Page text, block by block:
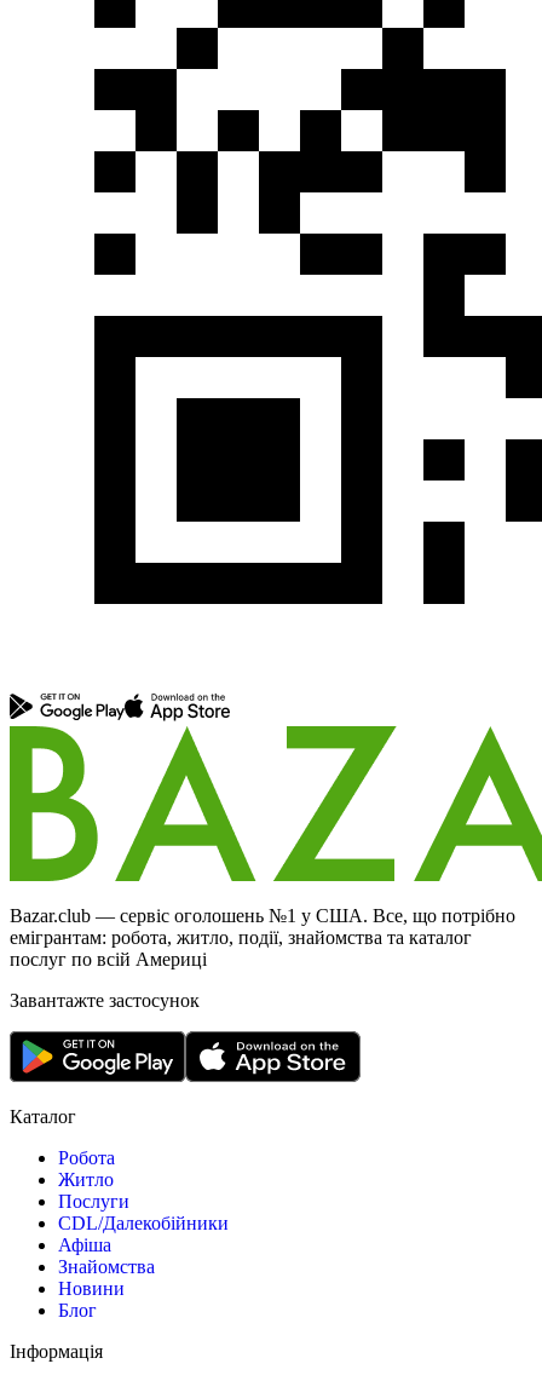
Bazar.club — сервіс оголошень №1 у США. Все, що потрібно
емігрантам: робота, житло, події, знайомства та каталог
послуг по всій Америці
Завантажте застосунок
Каталог
Робота
Житло
Послуги
CDL/Далекобійники
Афіша
Знайомства
Новини
Блог
Інформація